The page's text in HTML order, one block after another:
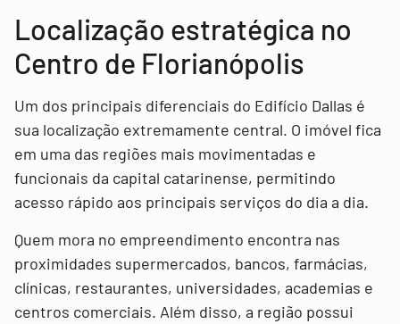
Localização estratégica no
Centro de Florianópolis
Um dos principais diferenciais do Edifício Dallas é
sua localização extremamente central. O imóvel fica
em uma das regiões mais movimentadas e
funcionais da capital catarinense, permitindo
acesso rápido aos principais serviços do dia a dia.
Quem mora no empreendimento encontra nas
proximidades supermercados, bancos, farmácias,
clínicas, restaurantes, universidades, academias e
centros comerciais. Além disso, a região possui